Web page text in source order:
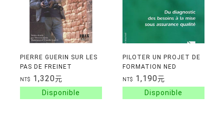
PIERRE GUERIN SUR LES
PAS DE FREINET
NT$ 1,320元
PILOTER UN PROJET DE
FORMATION NED
NT$ 1,190元